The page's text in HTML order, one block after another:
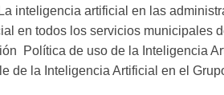
inteligencia artificial en las
en todos los servicios municipales
Política de uso de la Inteligencia
de la Inteligencia Artificial en el